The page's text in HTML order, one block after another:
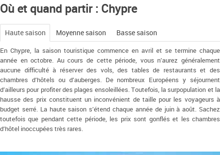
Où et quand partir : Chypre
Haute saison Moyenne saison Basse saison
En Chypre, la saison touristique commence en avril et se termine chaque
année en octobre. Au cours de cette période, vous n’aurez généralement
aucune difficulté à réserver des vols, des tables de restaurants et des
chambres d’hôtels ou d’auberges. De nombreux Européens y séjournent
d’ailleurs pour profiter des plages ensoleillées. Toutefois, la surpopulation et la
hausse des prix constituent un inconvénient de taille pour les voyageurs à
budget serré. La haute saison s’étend chaque année de juin à août. Sachez
toutefois que pendant cette période, les prix sont gonflés et les chambres
d’hôtel inoccupées très rares.